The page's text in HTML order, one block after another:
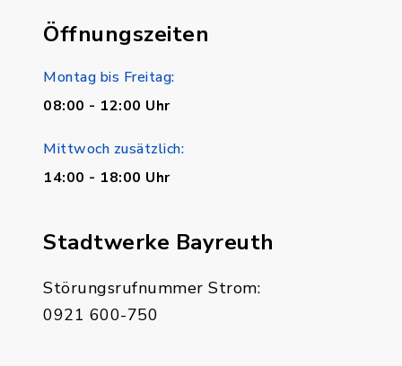
Öffnungszeiten
Montag bis Freitag:
08:00 - 12:00 Uhr
Mittwoch zusätzlich:
14:00 - 18:00 Uhr
Stadtwerke Bayreuth
Störungsrufnummer Strom:
0921 600-750